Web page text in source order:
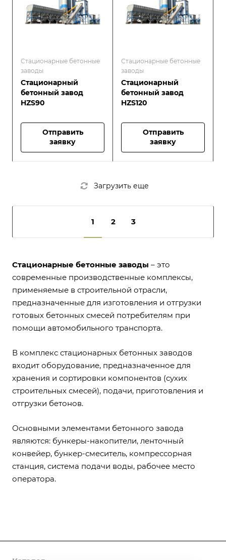
Стационарные бетонные
заводы
Стационарный
бетонный завод
HZS90
Отправить
заявку
Стационарные бетонные
заводы
Стационарный
бетонный завод
HZS120
Отправить
заявку
Загрузить еще
1 2 3
Стационарные бетонные заводы – это
современные производственные комплексы,
применяемые в строительной отрасли,
предназначенные для изготовления и отгрузки
готовых бетонных смесей потребителям при
помощи автомобильного транспорта.
В комплекс стационарных бетонных заводов
входит оборудование, предназначенное для
хранения и сортировки компонентов (сухих
строительных смесей), подачи, приготовления и
отгрузки бетонов.
Основными элементами бетонного завода
являются: бункеры-накопители, ленточный
конвейер, бункер-смеситель, компрессорная
станция, система подачи воды, рабочее место
оператора.